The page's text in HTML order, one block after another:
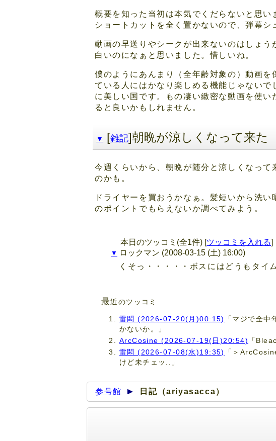
概要を知った当初は本気でくだらないと思
ショートカットを全く置かないので、弾幕
動画の早送りやシークが出来ないのはしょ
白いのになぁと思いました。惜しいね。
僕のようにあんまり（全年齢対象の）動画
ている人にはかなり楽しめる機能じゃないで
に美しい国です。もの凄い緻密な動画を使い
ると良いかもしれません。
▼ [雑記]朝晩が涼しくなって来た
今週くらいから、朝晩が随分と涼しくなっ
のかも。
ドライヤーを買おうかなぁ。髪短いから洗
のポイントでもらえないか調べてみよう。
本日のツッコミ(全1件) [ツッコミを入れる]
▼ ロックマン (2008-03-15 (土) 16:00)
くそっ・・・・・ボスにはどうもタイ
最近のツッコミ
雷悶 (2026-07-20(月)00:15)
「マジで全
かないか。」
ArcCosine (2026-07-19(日)20:54)
「
雷悶 (2026-07-08(水)19:35)
「＞
けど未チェッ..」
参号館 日記（ariyasacca）